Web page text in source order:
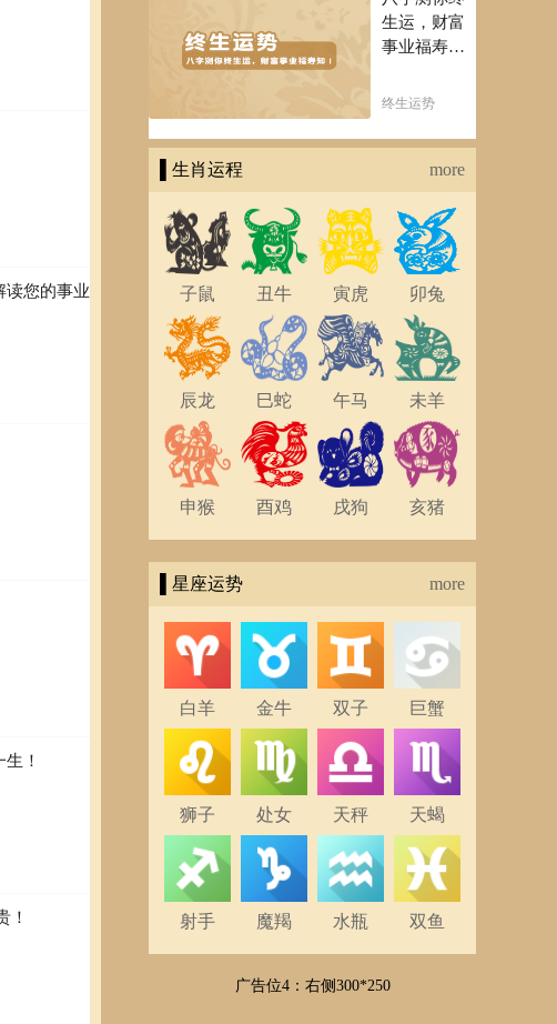
读您的事业
！
！
的一生！
生运，财富
事业福寿
析一生运势
福寿绵长终
生富贵！
终生运势
▌生肖运程 more
子鼠 丑牛 寅虎 卯兔
辰龙 巳蛇 午马 未羊
申猴 酉鸡 戌狗 亥猪
▌星座运势 more
白羊 金牛 双子 巨蟹
狮子 处女 天秤 天蝎
射手 魔羯 水瓶 双鱼
广告位4：右侧300*250